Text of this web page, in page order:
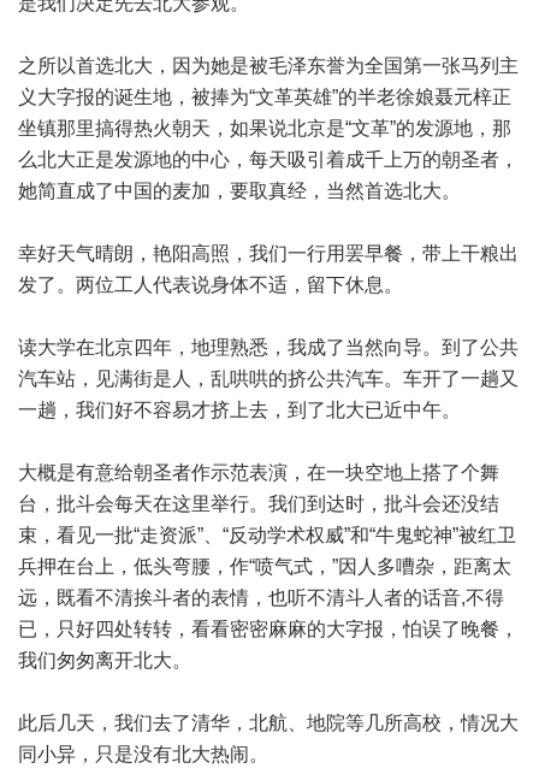
之所以首选北大，因为她是被毛泽东誉为全国第一张马列主
义大字报的诞生地，被捧为“文革英雄”的半老徐娘聂元梓正
坐镇那里搞得热火朝天，如果说北京是“文革”的发源地，那
么北大正是发源地的中心，每天吸引着成千上万的朝圣者，
她简直成了中国的麦加，要取真经，当然首选北大。
幸好天气晴朗，艳阳高照，我们一行用罢早餐，带上干粮出
发了。两位工人代表说身体不适，留下休息。
读大学在北京四年，地理熟悉，我成了当然向导。到了公共
汽车站，见满街是人，乱哄哄的挤公共汽车。车开了一趟又
一趟，我们好不容易才挤上去，到了北大已近中午。
大概是有意给朝圣者作示范表演，在一块空地上搭了个舞
台，批斗会每天在这里举行。我们到达时，批斗会还没结
束，看见一批“走资派”、“反动学术权威”和“牛鬼蛇神”被红卫
兵押在台上，低头弯腰，作“喷气式，”因人多嘈杂，距离太
远，既看不清挨斗者的表情，也听不清斗人者的话音,不得
已，只好四处转转，看看密密麻麻的大字报，怕误了晚餐，
我们匆匆离开北大。
此后几天，我们去了清华，北航、地院等几所高校，情况大
同小异，只是没有北大热闹。